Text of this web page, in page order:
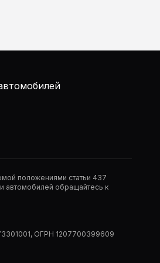
положениями статьи 437
автомобилей обращайтесь к
ОГРН 1207700399609